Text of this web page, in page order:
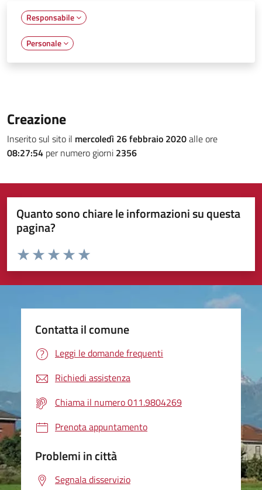
Responsabile
Personale
Creazione
Inserito sul sito il mercoledì 26 febbraio 2020alle ore
08:27:54 per numero giorni 2356
Quanto sono chiare le informazioni su questa
pagina?
Valuta da 1 a 5 stelle la pagina
Valuta 5 stelle su 5
Valuta 4 stelle su 5
Valuta 3 stelle su 5
Valuta 2 stelle su 5
Valuta 1 stelle su 5
Contatta il comune
Leggi le domande frequenti
Richiedi assistenza
Chiama il numero 011.9804269
Prenota appuntamento
Problemi in città
Segnala disservizio